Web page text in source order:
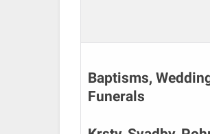
Baptisms,
Funerals